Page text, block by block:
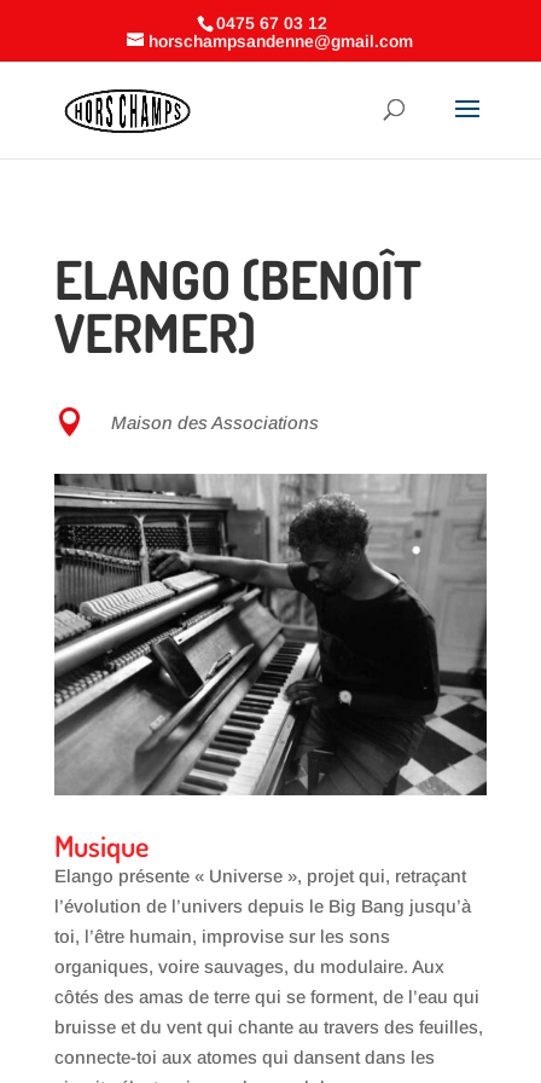
0475 67 03 12
horschampsandenne@gmail.com
ELANGO (BENOÎT
VERMER)
 Maison des Associations
Musique
Elango présente « Universe », projet qui, retraçant
l’évolution de l’univers depuis le Big Bang jusqu’à
toi, l’être humain, improvise sur les sons
organiques, voire sauvages, du modulaire. Aux
côtés des amas de terre qui se forment, de l’eau qui
bruisse et du vent qui chante au travers des feuilles,
connecte-toi aux atomes qui dansent dans les